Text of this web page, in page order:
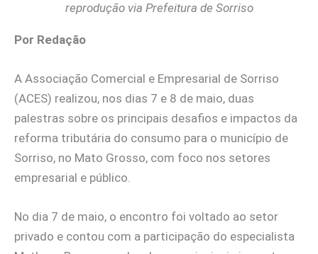
reprodução via Prefeitura de Sorriso
Por Redação
A Associação Comercial e Empresarial de Sorriso
(ACES) realizou, nos dias 7 e 8 de maio, duas
palestras sobre os principais desafios e impactos da
reforma tributária do consumo para o município de
Sorriso, no Mato Grosso, com foco nos setores
empresarial e público.
No dia 7 de maio, o encontro foi voltado ao setor
privado e contou com a participação do especialista